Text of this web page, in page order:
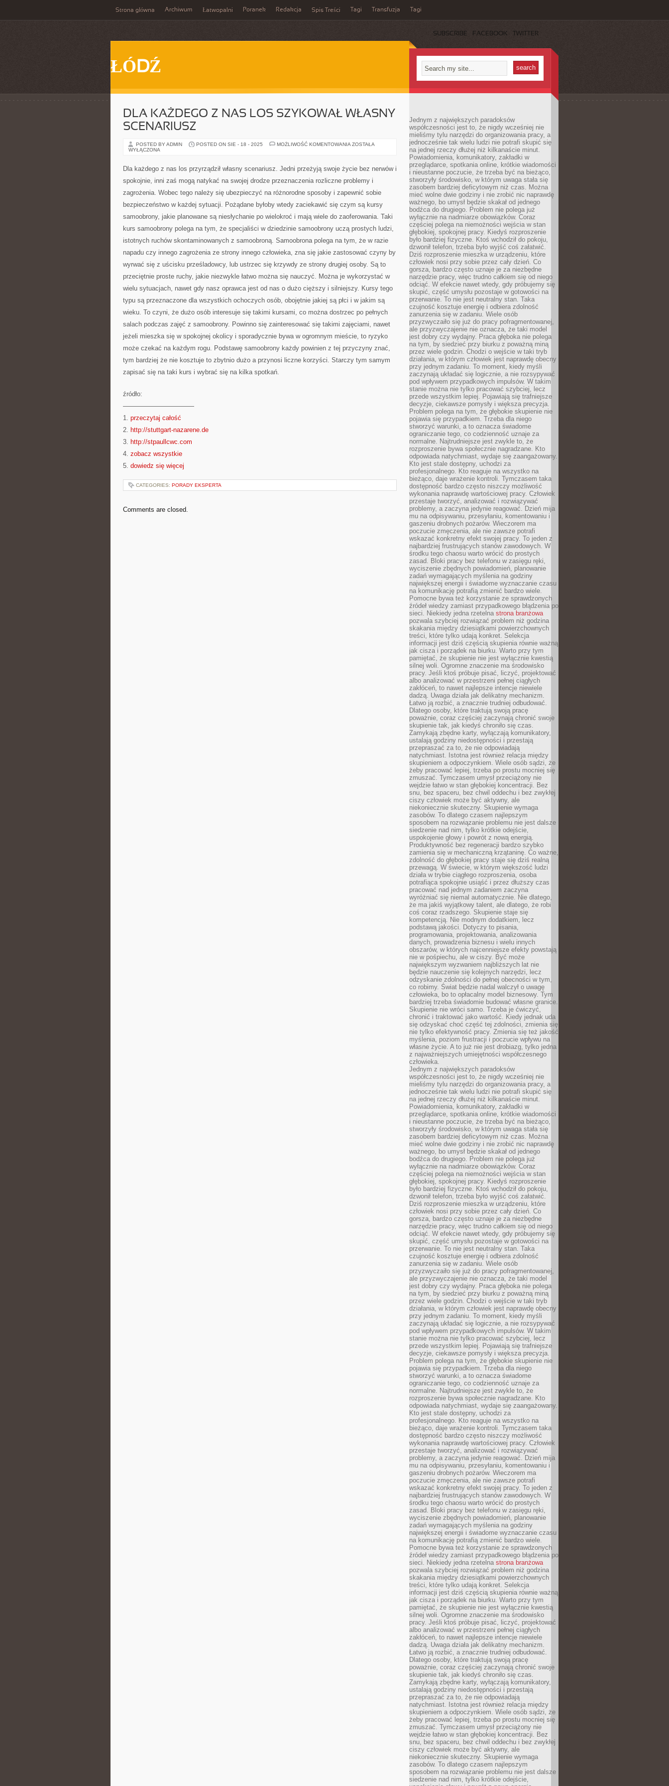
Strona główna Archiwum Łatwopalni Poranek Redakcja Spis Treści Tagi Transfuzja Tagi
SUBSCRIBE FACEBOOK TWITTER
ŁÓDŹ
DLA KAŻDEGO Z NAS LOS SZYKOWAŁ WŁASNY
SCENARIUSZ
POSTED BY ADMIN POSTED ON SIE - 18 - 2025 MOŻLIWOŚĆ KOMENTOWANIA DLA
LOS
SZYKOWAŁ
SCENARIUSZ
ZOSTAŁA
WYŁĄCZONA
Dla każdego z nas los przyrządził własny scenariusz. Jedni przeżyją swoje życie bez nerwów i
spokojnie, inni zaś mogą natykać na swojej drodze przeznaczenia rozliczne problemy i
zagrożenia. Wobec tego należy się ubezpieczyć na różnorodne sposoby i zapewnić sobie
bezpieczeństwo w każdej sytuacji. Pożądane byłoby wtedy zaciekawić się czym są kursy
samoobrony, jakie planowane są niesłychanie po wielokroć i mają wiele do zaoferowania. Taki
kurs samoobrony polega na tym, że specjaliści w dziedzinie samoobrony uczą prostych ludzi,
istotnych ruchów skontaminowanych z samoobroną. Samoobrona polega na tym, że w razie
napadu czy innego zagrożenia ze strony innego człowieka, zna się jakie zastosować czyny by
wyrwać się z uścisku prześladowcy, lub ustrzec się krzywdy ze strony drugiej osoby. Są to
przeciętnie proste ruchy, jakie niezwykle łatwo można się nauczyć. Można je wykorzystać w
wielu sytuacjach, nawet gdy nasz oprawca jest od nas o dużo cięższy i silniejszy. Kursy tego
typu są przeznaczone dla wszystkich ochoczych osób, obojętnie jakiej są płci i w jakim są
wieku. To czyni, że dużo osób interesuje się takimi kursami, co można dostrzec po pełnych
salach podczas zajęć z samoobrony. Powinno się zainteresować się takimi zajęciami, nawet
jeżeli mieszka się w spokojnej okolicy i sporadycznie bywa w ogromnym mieście, to ryzyko
może czekać na każdym rogu. Podstawę samoobrony każdy powinien z tej przyczyny znać,
tym bardziej że nie kosztuje to zbytnio dużo a przynosi liczne korzyści. Starczy tym samym
zapisać się na taki kurs i wybrać się na kilka spotkań.
źródło:
———————————
1. przeczytaj całość
2. http://stuttgart-nazarene.de
3. http://stpaullcwc.com
4. zobacz wszystkie
5. dowiedz się więcej
CATEGORIES: PORADY EKSPERTA
Comments are closed.
Jednym z największych paradoksów
współczesności jest to, że nigdy wcześniej nie
mieliśmy tylu narzędzi do organizowania pracy, a
jednocześnie tak wielu ludzi nie potrafi skupić się
na jednej rzeczy dłużej niż kilkanaście minut.
Powiadomienia, komunikatory, zakładki w
przeglądarce, spotkania online, krótkie wiadomości
i nieustanne poczucie, że trzeba być na bieżąco,
stworzyły środowisko, w którym uwaga stała się
zasobem bardziej deficytowym niż czas. Można
mieć wolne dwie godziny i nie zrobić nic naprawdę
ważnego, bo umysł będzie skakał od jednego
bodźca do drugiego. Problem nie polega już
wyłącznie na nadmiarze obowiązków. Coraz
częściej polega na niemożności wejścia w stan
głębokiej, spokojnej pracy. Kiedyś rozproszenie
było bardziej fizyczne. Ktoś wchodził do pokoju,
dzwonił telefon, trzeba było wyjść coś załatwić.
Dziś rozproszenie mieszka w urządzeniu, które
człowiek nosi przy sobie przez cały dzień. Co
gorsza, bardzo często uznaje je za niezbędne
narzędzie pracy, więc trudno całkiem się od niego
odciąć. W efekcie nawet wtedy, gdy próbujemy się
skupić, część umysłu pozostaje w gotowości na
przerwanie. To nie jest neutralny stan. Taka
czujność kosztuje energię i odbiera zdolność
zanurzenia się w zadaniu. Wiele osób
przyzwyczaiło się już do pracy pofragmentowanej,
ale przyzwyczajenie nie oznacza, że taki model
jest dobry czy wydajny. Praca głęboka nie polega
na tym, by siedzieć przy biurku z poważną miną
przez wiele godzin. Chodzi o wejście w taki tryb
działania, w którym człowiek jest naprawdę obecny
przy jednym zadaniu. To moment, kiedy myśli
zaczynają układać się logicznie, a nie rozsypywać
pod wpływem przypadkowych impulsów. W takim
stanie można nie tylko pracować szybciej, lecz
przede wszystkim lepiej. Pojawiają się trafniejsze
decyzje, ciekawsze pomysły i większa precyzja.
Problem polega na tym, że głębokie skupienie nie
pojawia się przypadkiem. Trzeba dla niego
stworzyć warunki, a to oznacza świadome
ograniczanie tego, co codzienność uznaje za
normalne. Najtrudniejsze jest zwykle to, że
rozproszenie bywa społecznie nagradzane. Kto
odpowiada natychmiast, wydaje się zaangażowany.
Kto jest stale dostępny, uchodzi za
profesjonalnego. Kto reaguje na wszystko na
bieżąco, daje wrażenie kontroli. Tymczasem taka
dostępność bardzo często niszczy możliwość
wykonania naprawdę wartościowej pracy. Człowiek
przestaje tworzyć, analizować i rozwiązywać
problemy, a zaczyna jedynie reagować. Dzień mija
mu na odpisywaniu, przesyłaniu, komentowaniu i
gaszeniu drobnych pożarów. Wieczorem ma
poczucie zmęczenia, ale nie zawsze potrafi
wskazać konkretny efekt swojej pracy. To jeden z
najbardziej frustrujących stanów zawodowych. W
środku tego chaosu warto wrócić do prostych
zasad. Bloki pracy bez telefonu w zasięgu ręki,
wyciszenie zbędnych powiadomień, planowanie
zadań wymagających myślenia na godziny
największej energii i świadome wyznaczanie czasu
na komunikację potrafią zmienić bardzo wiele.
Pomocne bywa też korzystanie ze sprawdzonych
źródeł wiedzy zamiast przypadkowego błądzenia po
sieci. Niekiedy jedna rzetelna strona branżowa
pozwala szybciej rozwiązać problem niż godzina
skakania między dziesiątkami powierzchownych
treści, które tylko udają konkret. Selekcja
informacji jest dziś częścią skupienia równie ważną
jak cisza i porządek na biurku. Warto przy tym
pamiętać, że skupienie nie jest wyłącznie kwestią
silnej woli. Ogromne znaczenie ma środowisko
pracy. Jeśli ktoś próbuje pisać, liczyć, projektować
albo analizować w przestrzeni pełnej ciągłych
zakłóceń, to nawet najlepsze intencje niewiele
dadzą. Uwaga działa jak delikatny mechanizm.
Łatwo ją rozbić, a znacznie trudniej odbudować.
Dlatego osoby, które traktują swoją pracę
poważnie, coraz częściej zaczynają chronić swoje
skupienie tak, jak kiedyś chroniło się czas.
Zamykają zbędne karty, wyłączają komunikatory,
ustalają godziny niedostępności i przestają
przepraszać za to, że nie odpowiadają
natychmiast. Istotna jest również relacja między
skupieniem a odpoczynkiem. Wiele osób sądzi, że
żeby pracować lepiej, trzeba po prostu mocniej się
zmuszać. Tymczasem umysł przeciążony nie
wejdzie łatwo w stan głębokiej koncentracji. Bez
snu, bez spaceru, bez chwil oddechu i bez zwykłej
ciszy człowiek może być aktywny, ale
niekoniecznie skuteczny. Skupienie wymaga
zasobów. To dlatego czasem najlepszym
sposobem na rozwiązanie problemu nie jest dalsze
siedzenie nad nim, tylko krótkie odejście,
uspokojenie głowy i powrót z nową energią.
Produktywność bez regeneracji bardzo szybko
zamienia się w mechaniczną krzątaninę. Co ważne,
zdolność do głębokiej pracy staje się dziś realną
przewagą. W świecie, w którym większość ludzi
działa w trybie ciągłego rozproszenia, osoba
potrafiąca spokojnie usiąść i przez dłuższy czas
pracować nad jednym zadaniem zaczyna
wyróżniać się niemal automatycznie. Nie dlatego,
że ma jakiś wyjątkowy talent, ale dlatego, że robi
coś coraz rzadszego. Skupienie staje się
kompetencją. Nie modnym dodatkiem, lecz
podstawą jakości. Dotyczy to pisania,
programowania, projektowania, analizowania
danych, prowadzenia biznesu i wielu innych
obszarów, w których najcenniejsze efekty powstają
nie w pośpiechu, ale w ciszy. Być może
największym wyzwaniem najbliższych lat nie
będzie nauczenie się kolejnych narzędzi, lecz
odzyskanie zdolności do pełnej obecności w tym,
co robimy. Świat będzie nadal walczył o uwagę
człowieka, bo to opłacalny model biznesowy. Tym
bardziej trzeba świadomie budować własne granice.
Skupienie nie wróci samo. Trzeba je ćwiczyć,
chronić i traktować jako wartość. Kiedy jednak uda
się odzyskać choć część tej zdolności, zmienia się
nie tylko efektywność pracy. Zmienia się też jakość
myślenia, poziom frustracji i poczucie wpływu na
własne życie. A to już nie jest drobiazg, tylko jedna
z najważniejszych umiejętności współczesnego
człowieka.
Jednym z największych paradoksów
współczesności jest to, że nigdy wcześniej nie
mieliśmy tylu narzędzi do organizowania pracy, a
jednocześnie tak wielu ludzi nie potrafi skupić się
na jednej rzeczy dłużej niż kilkanaście minut.
Powiadomienia, komunikatory, zakładki w
przeglądarce, spotkania online, krótkie wiadomości
i nieustanne poczucie, że trzeba być na bieżąco,
stworzyły środowisko, w którym uwaga stała się
zasobem bardziej deficytowym niż czas. Można
mieć wolne dwie godziny i nie zrobić nic naprawdę
ważnego, bo umysł będzie skakał od jednego
bodźca do drugiego. Problem nie polega już
wyłącznie na nadmiarze obowiązków. Coraz
częściej polega na niemożności wejścia w stan
głębokiej, spokojnej pracy. Kiedyś rozproszenie
było bardziej fizyczne. Ktoś wchodził do pokoju,
dzwonił telefon, trzeba było wyjść coś załatwić.
Dziś rozproszenie mieszka w urządzeniu, które
człowiek nosi przy sobie przez cały dzień. Co
gorsza, bardzo często uznaje je za niezbędne
narzędzie pracy, więc trudno całkiem się od niego
odciąć. W efekcie nawet wtedy, gdy próbujemy się
skupić, część umysłu pozostaje w gotowości na
przerwanie. To nie jest neutralny stan. Taka
czujność kosztuje energię i odbiera zdolność
zanurzenia się w zadaniu. Wiele osób
przyzwyczaiło się już do pracy pofragmentowanej,
ale przyzwyczajenie nie oznacza, że taki model
jest dobry czy wydajny. Praca głęboka nie polega
na tym, by siedzieć przy biurku z poważną miną
przez wiele godzin. Chodzi o wejście w taki tryb
działania, w którym człowiek jest naprawdę obecny
przy jednym zadaniu. To moment, kiedy myśli
zaczynają układać się logicznie, a nie rozsypywać
pod wpływem przypadkowych impulsów. W takim
stanie można nie tylko pracować szybciej, lecz
przede wszystkim lepiej. Pojawiają się trafniejsze
decyzje, ciekawsze pomysły i większa precyzja.
Problem polega na tym, że głębokie skupienie nie
pojawia się przypadkiem. Trzeba dla niego
stworzyć warunki, a to oznacza świadome
ograniczanie tego, co codzienność uznaje za
normalne. Najtrudniejsze jest zwykle to, że
rozproszenie bywa społecznie nagradzane. Kto
odpowiada natychmiast, wydaje się zaangażowany.
Kto jest stale dostępny, uchodzi za
profesjonalnego. Kto reaguje na wszystko na
bieżąco, daje wrażenie kontroli. Tymczasem taka
dostępność bardzo często niszczy możliwość
wykonania naprawdę wartościowej pracy. Człowiek
przestaje tworzyć, analizować i rozwiązywać
problemy, a zaczyna jedynie reagować. Dzień mija
mu na odpisywaniu, przesyłaniu, komentowaniu i
gaszeniu drobnych pożarów. Wieczorem ma
poczucie zmęczenia, ale nie zawsze potrafi
wskazać konkretny efekt swojej pracy. To jeden z
najbardziej frustrujących stanów zawodowych. W
środku tego chaosu warto wrócić do prostych
zasad. Bloki pracy bez telefonu w zasięgu ręki,
wyciszenie zbędnych powiadomień, planowanie
zadań wymagających myślenia na godziny
największej energii i świadome wyznaczanie czasu
na komunikację potrafią zmienić bardzo wiele.
Pomocne bywa też korzystanie ze sprawdzonych
źródeł wiedzy zamiast przypadkowego błądzenia po
sieci. Niekiedy jedna rzetelna strona branżowa
pozwala szybciej rozwiązać problem niż godzina
skakania między dziesiątkami powierzchownych
treści, które tylko udają konkret. Selekcja
informacji jest dziś częścią skupienia równie ważną
jak cisza i porządek na biurku. Warto przy tym
pamiętać, że skupienie nie jest wyłącznie kwestią
silnej woli. Ogromne znaczenie ma środowisko
pracy. Jeśli ktoś próbuje pisać, liczyć, projektować
albo analizować w przestrzeni pełnej ciągłych
zakłóceń, to nawet najlepsze intencje niewiele
dadzą. Uwaga działa jak delikatny mechanizm.
Łatwo ją rozbić, a znacznie trudniej odbudować.
Dlatego osoby, które traktują swoją pracę
poważnie, coraz częściej zaczynają chronić swoje
skupienie tak, jak kiedyś chroniło się czas.
Zamykają zbędne karty, wyłączają komunikatory,
ustalają godziny niedostępności i przestają
przepraszać za to, że nie odpowiadają
natychmiast. Istotna jest również relacja między
skupieniem a odpoczynkiem. Wiele osób sądzi, że
żeby pracować lepiej, trzeba po prostu mocniej się
zmuszać. Tymczasem umysł przeciążony nie
wejdzie łatwo w stan głębokiej koncentracji. Bez
snu, bez spaceru, bez chwil oddechu i bez zwykłej
ciszy człowiek może być aktywny, ale
niekoniecznie skuteczny. Skupienie wymaga
zasobów. To dlatego czasem najlepszym
sposobem na rozwiązanie problemu nie jest dalsze
siedzenie nad nim, tylko krótkie odejście,